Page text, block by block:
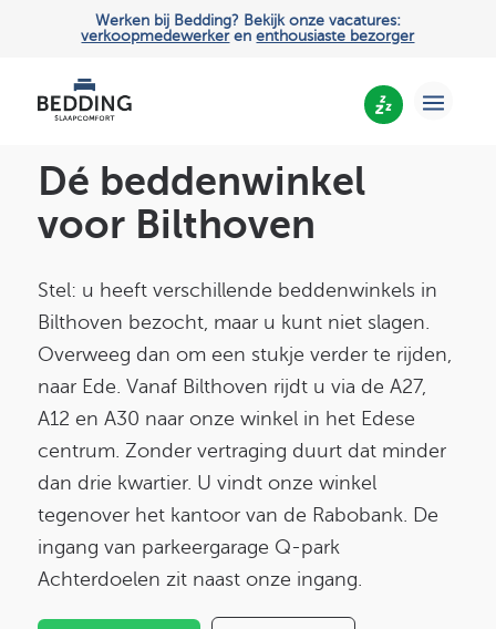
Werken bij Bedding? Bekijk onze vacatures:
verkoopmedewerkerenenthousiaste bezorger
Dé beddenwinkel
voor Bilthoven
Stel: u heeft verschillende beddenwinkels in
Bilthoven bezocht, maar u kunt niet slagen.
Overweeg dan om een stukje verder te rijden,
naar Ede. Vanaf Bilthoven rijdt u via de A27,
A12 en A30 naar onze winkel in het Edese
centrum. Zonder vertraging duurt dat minder
dan drie kwartier. U vindt onze winkel
tegenover het kantoor van de Rabobank. De
ingang van parkeergarage Q-park
Achterdoelen zit naast onze ingang.